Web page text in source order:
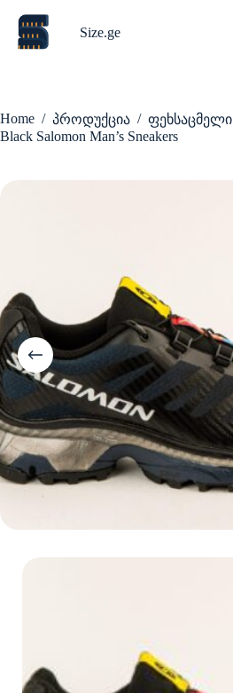
content
Size.ge
Home / პროდუქცია / ფეხსაცმელი
Black Salomon Man’s Sneakers